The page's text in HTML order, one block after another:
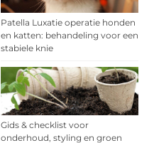
Patella Luxatie operatie honden
en katten: behandeling voor een
stabiele knie
Gids & checklist voor
onderhoud, styling en groen